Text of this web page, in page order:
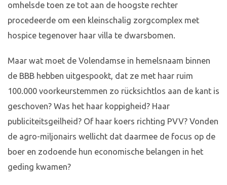
omhelsde toen ze tot aan de hoogste rechter
procedeerde om een kleinschalig zorgcomplex met
hospice tegenover haar villa te dwarsbomen.
Maar wat moet de Volendamse in hemelsnaam binnen
de BBB hebben uitgespookt, dat ze met haar ruim
100.000 voorkeurstemmen zo rücksichtlos aan de kant is
geschoven? Was het haar koppigheid? Haar
publiciteitsgeilheid? Of haar koers richting PVV? Vonden
de agro-miljonairs wellicht dat daarmee de focus op de
boer en zodoende hun economische belangen in het
geding kwamen?